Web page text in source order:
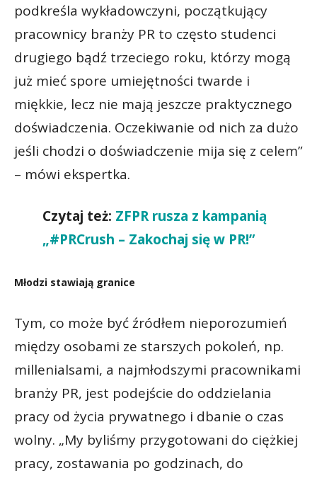
podkreśla wykładowczyni, początkujący
pracownicy branży PR to często studenci
drugiego bądź trzeciego roku, którzy mogą
już mieć spore umiejętności twarde i
miękkie, lecz nie mają jeszcze praktycznego
doświadczenia. Oczekiwanie od nich za dużo
jeśli chodzi o doświadczenie mija się z celem”
– mówi ekspertka.
Czytaj też: ZFPR rusza z kampanią
„#PRCrush – Zakochaj się w PR!”
Młodzi stawiają granice
Tym, co może być źródłem nieporozumień
między osobami ze starszych pokoleń, np.
millenialsami, a najmłodszymi pracownikami
branży PR, jest podejście do oddzielania
pracy od życia prywatnego i dbanie o czas
wolny. „My byliśmy przygotowani do ciężkiej
pracy, zostawania po godzinach, do